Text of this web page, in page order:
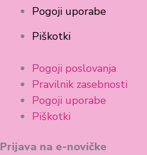
Pogoji uporabe
Piškotki
Pogoji poslovanja
Pravilnik zasebnosti
Pogoji uporabe
Piškotki
Prijava na e-novičke